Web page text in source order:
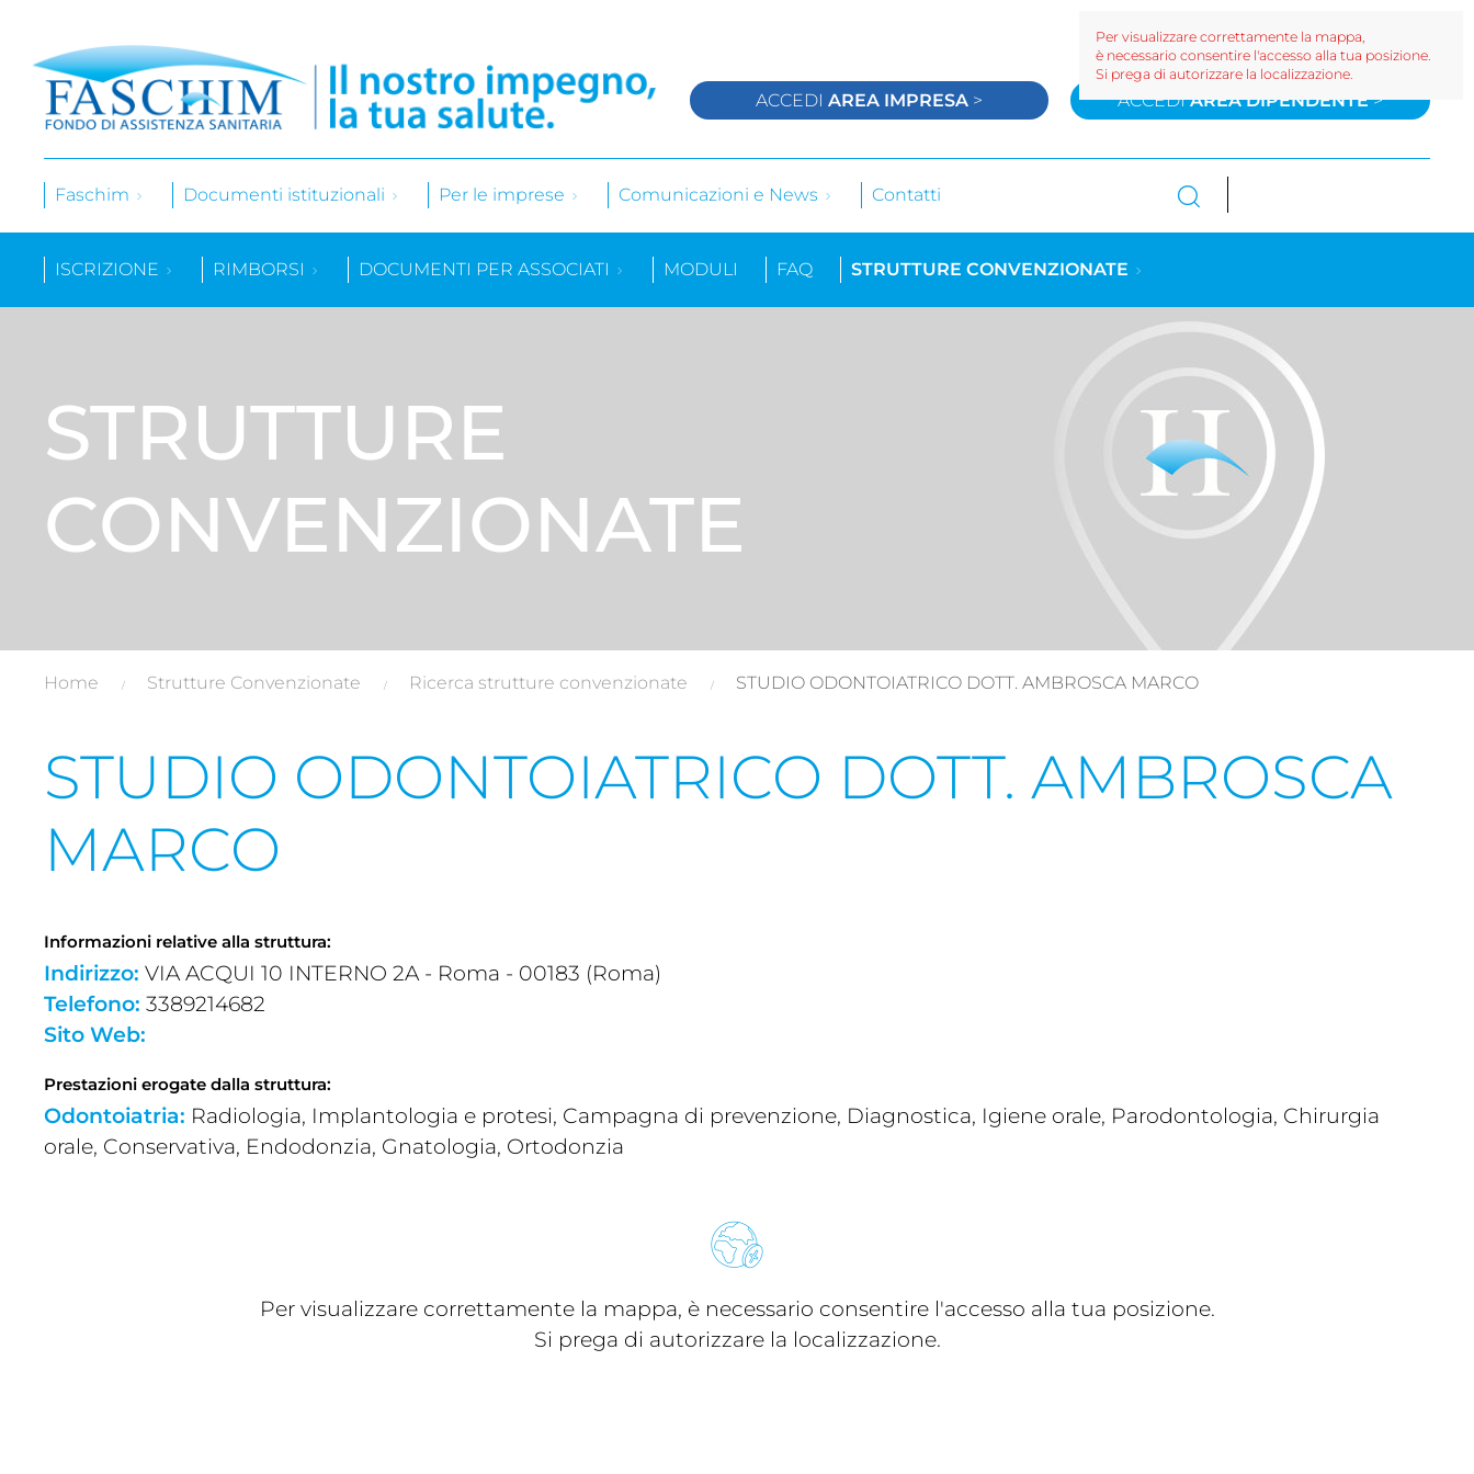
ACCEDIAREA IMPRESA > ACCEDIAREA DIPENDENTE>
Faschim Documenti istituzionali Per le imprese Comunicazioni e News Contatti
ISCRIZIONE RIMBORSI DOCUMENTI PER ASSOCIATI MODULI FAQ STRUTTURE CONVENZIONATE
STRUTTURE
CONVENZIONATE
Home Strutture Convenzionate Ricerca strutture convenzionate STUDIO ODONTOIATRICO DOTT. AMBROSCA MARCO
STUDIO ODONTOIATRICO DOTT. AMBROSCA
MARCO
Informazioni relative alla struttura:
Indirizzo: VIA ACQUI 10 INTERNO 2A - Roma - 00183 (Roma)
Telefono: 3389214682
Sito Web:
Prestazioni erogate dalla struttura:
Odontoiatria: Radiologia, Implantologia e protesi, Campagna di prevenzione, Diagnostica, Igiene orale, Parodontologia, Chirurgia
orale, Conservativa, Endodonzia, Gnatologia, Ortodonzia
Per visualizzare correttamente la mappa, è necessario consentire l'accesso alla tua posizione.
Si prega di autorizzare la localizzazione.
Per visualizzare correttamente la mappa,
è necessario consentire l'accesso alla tua posizione.
Si prega di autorizzare la localizzazione.